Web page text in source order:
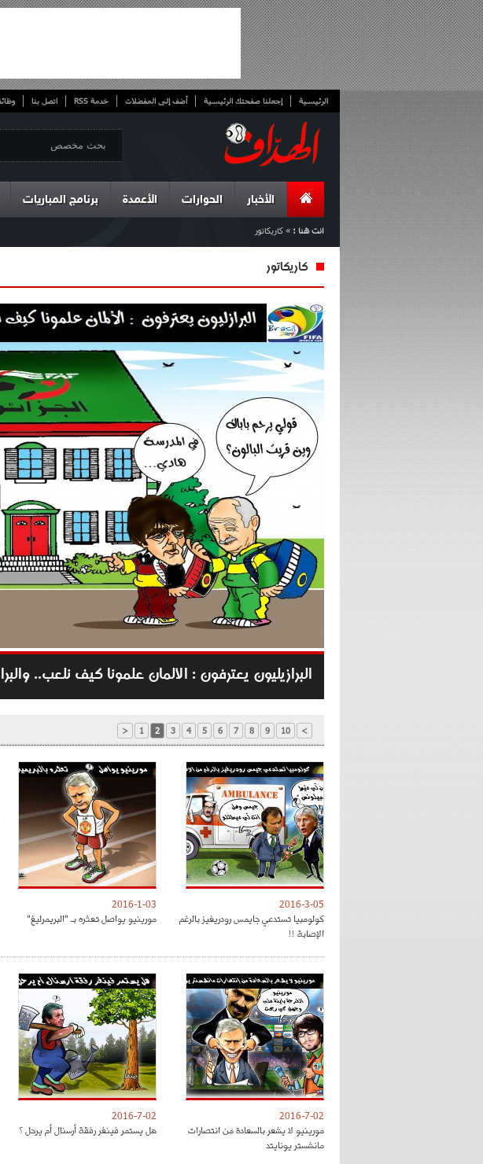
الرئيسية إجعلنا صفحتك الرئيسية أضف إلى المفضلات خدمة RSS اتصل بنا
الأخبار الحوارات الأعمدة برنامج المباريات
انت هنا : » كاريكاتور
كاريكاتور
البرازيليون يعترفون : الألمان علمونا كيف نلعب..
< 1 2 3 4 5 6 7 8 9 10 >
2016-3-05
كولومبيا تستدعي جايمس رودريغيز بالرغم
الإصابة !!
2016-1-03
مورينيو يواصل تعثره بـ "البريمرليغ"
2016-7-02
مورينيو لا يشعر بالسعادة من انتصارات
مانشستر يونايتد
2016-7-02
هل يستمر فينغر رفقة أرسنال أم يرحل ؟